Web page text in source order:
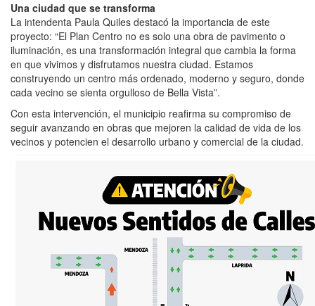
Una ciudad que se transforma
La intendenta Paula Quiles destacó la importancia de este
proyecto: “El Plan Centro no es solo una obra de pavimento o
iluminación, es una transformación integral que cambia la forma
en que vivimos y disfrutamos nuestra ciudad. Estamos
construyendo un centro más ordenado, moderno y seguro, donde
cada vecino se sienta orgulloso de Bella Vista”.
Con esta intervención, el municipio reafirma su compromiso de
seguir avanzando en obras que mejoren la calidad de vida de los
vecinos y potencien el desarrollo urbano y comercial de la ciudad.